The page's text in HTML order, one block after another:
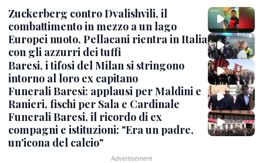
Zuckerberg contro Dvalishvili, il
combattimento in mezzo a un lago
Europei nuoto, Pellacani rientra in Italia
con gli azzurri dei tuffi
Baresi, i tifosi del Milan si stringono
intorno al loro ex capitano
Funerali Baresi: applausi per Maldini e
Ranieri, fischi per Sala e Cardinale
Funerali Baresi, il ricordo di ex
compagni e istituzioni: "Era un padre,
un'icona del calcio"